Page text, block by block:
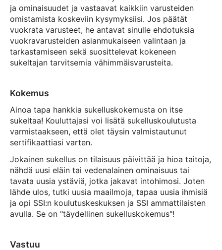
ja ominaisuudet ja vastaavat kaikkiin varusteiden
omistamista koskeviin kysymyksiisi. Jos päätät
vuokrata varusteet, he antavat sinulle ehdotuksia
vuokravarusteiden asianmukaiseen valintaan ja
tarkastamiseen sekä suosittelevat kokeneen
sukeltajan tarvitsemia vähimmäisvarusteita.
Kokemus
Ainoa tapa hankkia sukelluskokemusta on itse
sukeltaa! Kouluttajasi voi lisätä sukelluskoulutusta
varmistaakseen, että olet täysin valmistautunut
sertifikaattiasi varten.
Jokainen sukellus on tilaisuus päivittää ja hioa taitoja,
nähdä uusi eläin tai vedenalainen ominaisuus tai
tavata uusia ystäviä, jotka jakavat intohimosi. Joten
lähde ulos, tutki uusia maailmoja, tapaa uusia ihmisiä
ja opi SSI:n koulutuskeskuksen ja SSI ammattilaisten
avulla. Se on "täydellinen sukelluskokemus"!
Vastuu